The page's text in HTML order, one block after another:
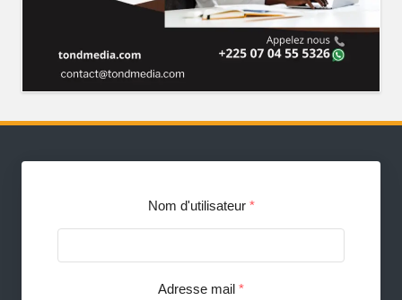
Nom d'utilisateur *
Adresse mail *